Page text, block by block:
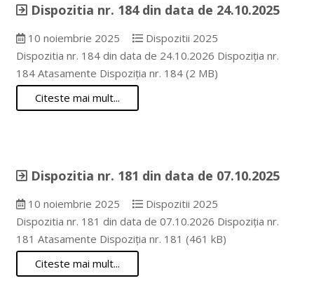
Dispozitia nr. 184 din data de 24.10.2025
10 noiembrie 2025
Dispozitii 2025
Dispozitia nr. 184 din data de 24.10.2026 Dispoziția nr.
184 Atasamente Dispoziția nr. 184 (2 MB)
Citeste mai mult...
Dispozitia nr. 181 din data de 07.10.2025
10 noiembrie 2025
Dispozitii 2025
Dispozitia nr. 181 din data de 07.10.2026 Dispoziția nr.
181 Atasamente Dispoziția nr. 181 (461 kB)
Citeste mai mult...